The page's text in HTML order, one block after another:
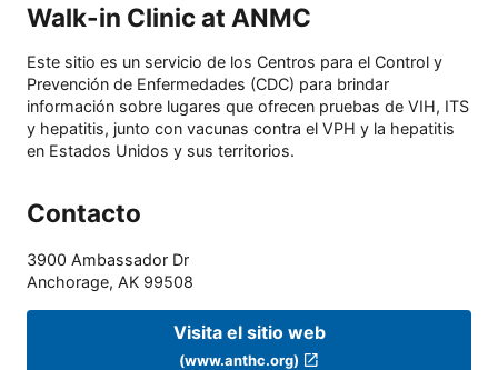
Walk-in Clinic at ANMC
Este sitio es un servicio de los Centros para el Control y
Prevención de Enfermedades (CDC) para brindar
información sobre lugares que ofrecen pruebas de VIH, ITS
y hepatitis, junto con vacunas contra el VPH y la hepatitis
en Estados Unidos y sus territorios.
Contacto
3900 Ambassador Dr
Anchorage, AK 99508
Visita el sitio web
(www.anthc.org)